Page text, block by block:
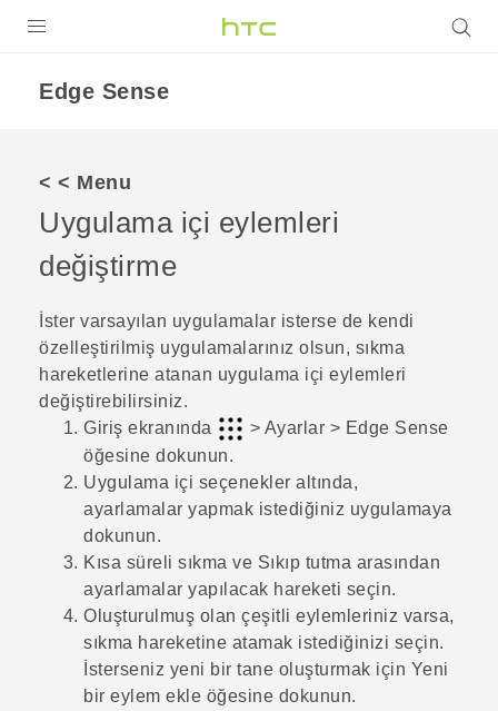
VIVERSE
DESTEK
Edge Sense
< < Menu
Uygulama içi eylemleri
değiştirme
İster varsayılan uygulamalar isterse de kendi
özelleştirilmiş uygulamalarınız olsun, sıkma
hareketlerine atanan uygulama içi eylemleri
değiştirebilirsiniz.
Giriş ekranında > Ayarlar > Edge Sense
öğesine dokunun.
Uygulama içi seçenekler altında,
ayarlamalar yapmak istediğiniz uygulamaya
dokunun.
Kısa süreli sıkma ve Sıkıp tutma arasından
ayarlamalar yapılacak hareketi seçin.
Oluşturulmuş olan çeşitli eylemleriniz varsa,
sıkma hareketine atamak istediğinizi seçin.
İsterseniz yeni bir tane oluşturmak için Yeni
bir eylem ekle öğesine dokunun.